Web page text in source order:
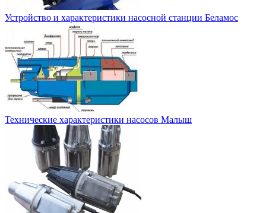
Устройство и характеристики насосной станции Беламос
Технические характеристики насосов Малыш